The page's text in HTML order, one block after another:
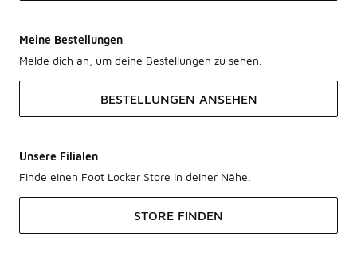
Meine Bestellungen
Melde dich an, um deine Bestellungen zu sehen.
BESTELLUNGEN ANSEHEN
Unsere Filialen
Finde einen Foot Locker Store in deiner Nähe.
STORE FINDEN